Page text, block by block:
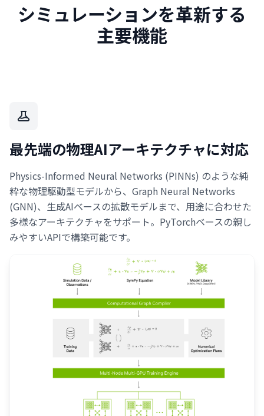
シミュレーションを革新する
主要機能
最先端の物理AIアーキテクチャに対応
Physics-Informed Neural Networks (PINNs) のような純
粋な物理駆動型モデルから、Graph Neural Networks
(GNN)、生成AIベースの拡散モデルまで、用途に合わせた
多様なアーキテクチャをサポート。PyTorchベースの親し
みやすいAPIで構築可能です。